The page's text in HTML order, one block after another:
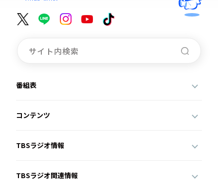
番組表
コンテンツ
TBSラジオ情報
TBSラジオ関連情報